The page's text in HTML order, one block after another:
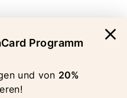
Programm
und von 20%
close